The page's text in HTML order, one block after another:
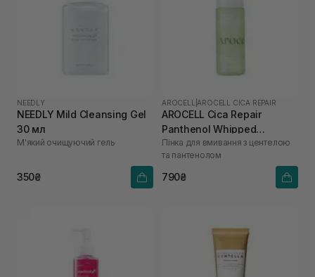
NEEDLY
NEEDLY Mild Cleansing Gel
30 мл
М'який очищуючий гель
350₴
AROCELL AROCELL CICA REPAIR
AROCELL Cica Repair
Panthenol Whipped
Cleanser 160 г
Пінка для вмивання з центелою
та пантенолом
790₴